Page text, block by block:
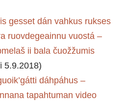
gesset dán vahkus rukses
ruovdegeainnu vuostá –
ii bala čuožžumis
5.9.2018)
dáhpáhus –
tapahtuman video